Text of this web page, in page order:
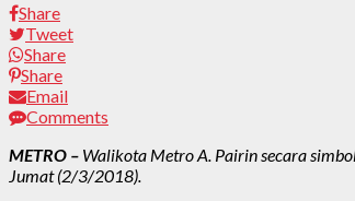
Share
Tweet
Share
Share
Email
Comments
METRO – Walikota Metro A. Pairin secara
Jumat (2/3/2018).